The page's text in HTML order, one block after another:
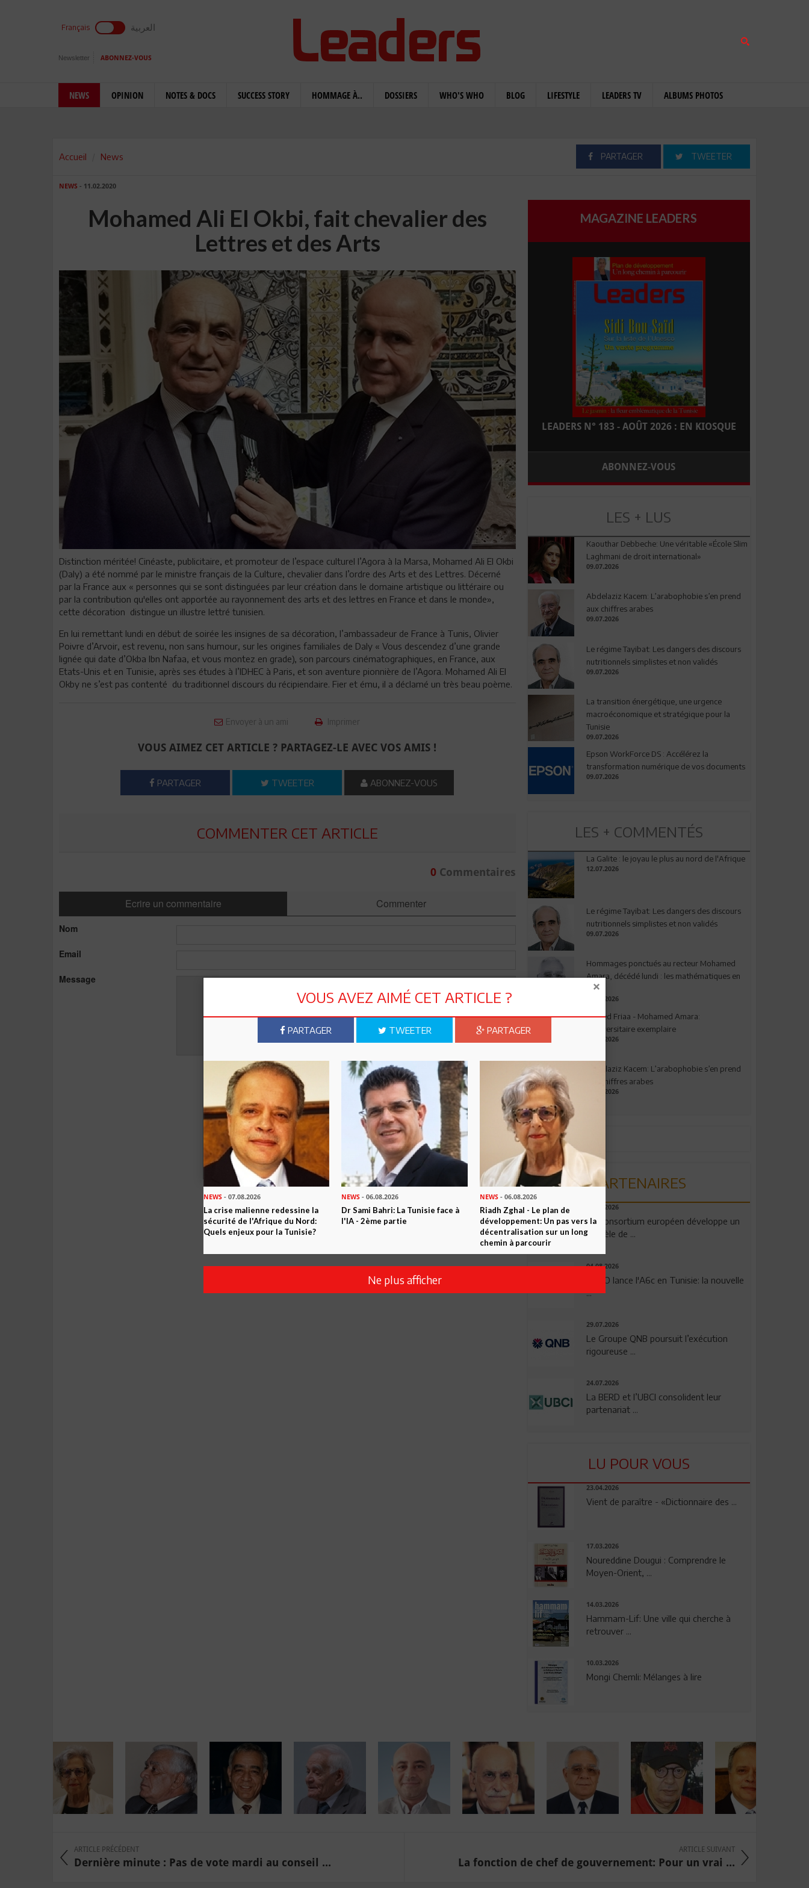
Français العربية
Newsletter ABONNEZ-VOUS
NEWS OPINION NOTES & DOCS SUCCESS STORY HOMMAGE À.. DOSSIERS WHO'S WHO BLOG LIFESTYLE LEADERS TV ALBUMS PHOTOS
Accueil News PARTAGER TWEETER
NEWS - 11.02.2020
Mohamed Ali El Okbi, fait chevalier des
Lettres et des Arts
Distinction méritée! Cinéaste, publicitaire, et promoteur de l’espace culturel l’Agora à la Marsa, Mohamed Ali El Okbi
(Daly) a été nommé par le ministre français de la Culture, chevalier dans l’ordre des Arts et des Lettres. Décerné
par la France aux « personnes qui se sont distinguées par leur création dans le domaine artistique ou littéraire ou
par la contribution qu'elles ont apportée au rayonnement des arts et des lettres en France et dans le monde»,
cette décoration distingue un illustre lettré tunisien.
En lui remettant lundi en début de soirée les insignes de sa décoration, l’ambassadeur de France à Tunis, Olivier
Poivre d’Arvoir, est revenu, non sans humour, sur les origines familiales de Daly « Vous descendez d’une grande
lignée qui date d’Okba Ibn Nafaa, et vous montez en grade), son parcours cinématographiques, en France, aux
Etats-Unis et en Tunisie, après ses études à l’IDHEC à Paris, et son aventure pionnière de l’Agora. Mohamed Ali El
Okby ne s’est pas contenté du traditionnel discours du récipiendaire. Fier et ému, il a déclamé un très beau poème.
Envoyer à un ami Imprimer
VOUS AIMEZ CET ARTICLE ? PARTAGEZ-LE AVEC VOS AMIS !
PARTAGER TWEETER ABONNEZ-VOUS
COMMENTER CET ARTICLE
0Commentaires
Ecrire un commentaire Commenter
Nom
Email
Message
MAGAZINE LEADERS
LEADERS N° 183 - AOÛT 2026 : EN KIOSQUE
ABONNEZ-VOUS
LES + LUS
Kaouthar Debbeche: Une véritable «École Slim
Laghmani de droit international»
09.07.2026
Abdelaziz Kacem: L’arabophobie s’en prend
aux chiffres arabes
09.07.2026
Le régime Tayibat: Les dangers des discours
nutritionnels simplistes et non validés
09.07.2026
La transition énergétique, une urgence
macroéconomique et stratégique pour la
Tunisie
09.07.2026
Epson WorkForce DS : Accélérez la
transformation numérique de vos documents
09.07.2026
LES + COMMENTÉS
La Galite : le joyau le plus au nord de l'Afrique
12.07.2026
Le régime Tayibat: Les dangers des discours
nutritionnels simplistes et non validés
09.07.2026
Hommages ponctués au recteur Mohamed
Amara, décédé lundi : les mathématiques en
deuil
03.08.2026
Ahmed Friaa - Mohamed Amara:
l’Universitaire exemplaire
04.08.2026
Abdelaziz Kacem: L’arabophobie s’en prend
aux chiffres arabes
09.07.2026
PARTENAIRES
06.08.2026
Un consortium européen développe un
modèle de ...
04.08.2026
OPPO lance l'A6c en Tunisie: la nouvelle
...
29.07.2026
Le Groupe QNB poursuit l’exécution
rigoureuse ...
24.07.2026
La BERD et l’UBCI consolident leur
partenariat ...
LU POUR VOUS
23.04.2026
Vient de paraître - «Dictionnaire des ...
17.03.2026
Noureddine Dougui : Comprendre le
Moyen-Orient, ...
14.03.2026
Hammam-Lif: Une ville qui cherche à
retrouver ...
10.03.2026
Mongi Chemli: Mélanges à lire
ARTICLE PRÉCÉDENT
Dernière minute : Pas de vote mardi au conseil ...
ARTICLE SUIVANT
La fonction de chef de gouvernement: Pour un vrai ...
VOUS AVEZ AIMÉ CET ARTICLE ?
PARTAGER TWEETER PARTAGER
NEWS - 07.08.2026
La crise malienne redessine la
sécurité de l'Afrique du Nord:
Quels enjeux pour la Tunisie?
NEWS - 06.08.2026
Dr Sami Bahri: La Tunisie face à
l'IA - 2ème partie
NEWS- 06.08.2026
Riadh Zghal - Le plan de
développement: Un pas vers la
décentralisation sur un long
chemin à parcourir
Ne plus afficher